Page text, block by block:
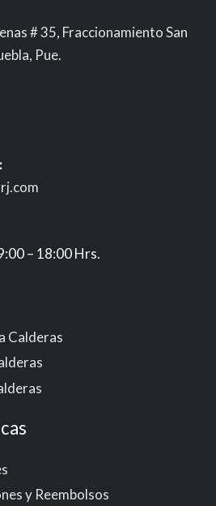
# 35, Fraccionamiento San
Pue.
– 18:00 Hrs.
Calderas
y Reembolsos